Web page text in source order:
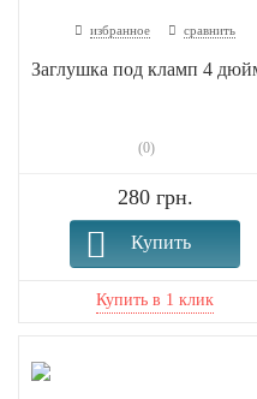
избранное сравнить
Заглушка под кламп 4
(0)
280 грн.
Купить